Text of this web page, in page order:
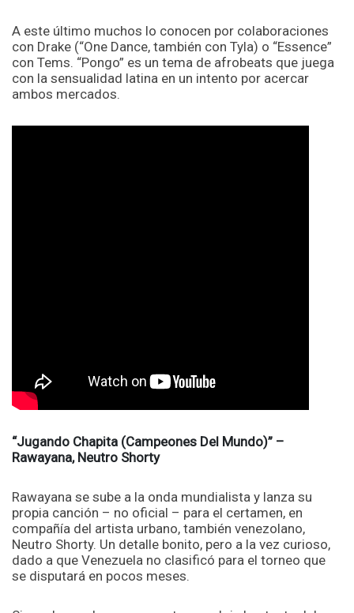
A este último muchos lo conocen por colaboraciones
con Drake (“One Dance, también con Tyla) o “Essence”
con Tems. “Pongo” es un tema de afrobeats que juega
con la sensualidad latina en un intento por acercar
ambos mercados.
“Jugando Chapita (Campeones Del Mundo)” –
Rawayana, Neutro Shorty
Rawayana se sube a la onda mundialista y lanza su
propia canción – no oficial – para el certamen, en
compañía del artista urbano, también venezolano,
Neutro Shorty. Un detalle bonito, pero a la vez curioso,
dado a que Venezuela no clasificó para el torneo que
se disputará en pocos meses.